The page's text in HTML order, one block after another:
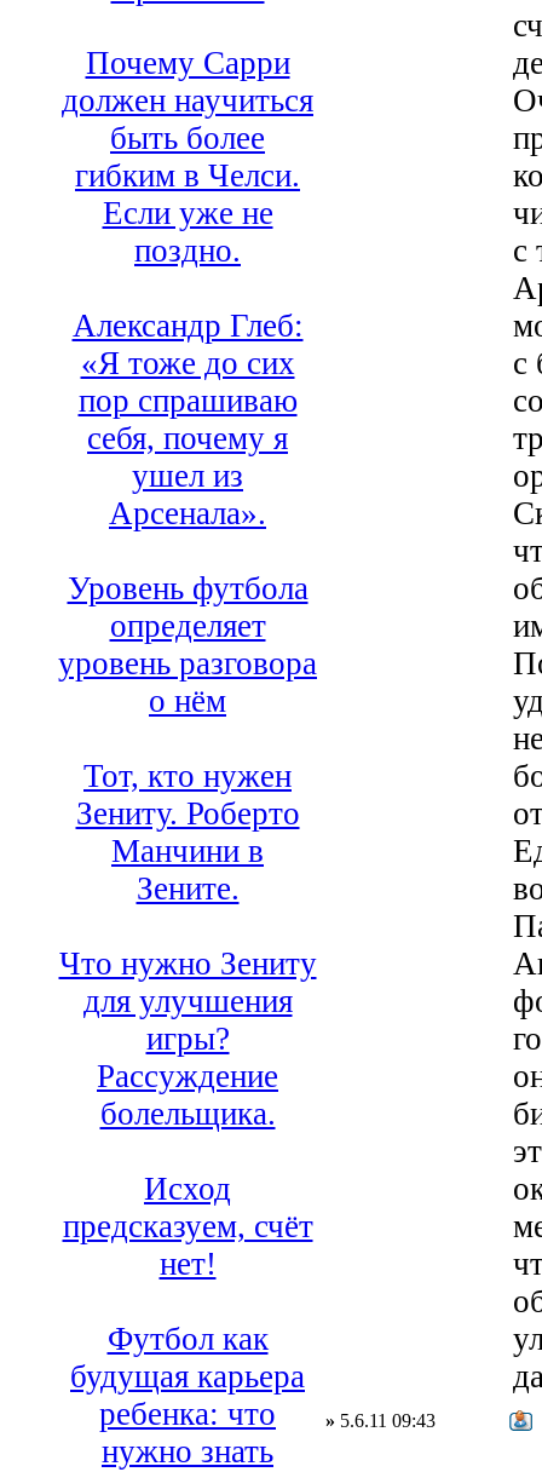
Почему Сарри
должен научиться
быть более
гибким в Челси.
Если уже не
поздно.
Александр Глеб:
«Я тоже до сих
пор спрашиваю
себя, почему я
ушел из
Арсенала».
Уровень футбола
определяет
уровень разговора
о нём
Тот, кто нужен
Зениту. Роберто
Манчини в
Зените.
Что нужно Зениту
для улучшения
игры?
Рассуждение
болельщика.
Исход
предсказуем, счёт
нет!
Футбол как
будущая карьера
ребенка: что
нужно знать
с
с
» 5.6.11 09:43